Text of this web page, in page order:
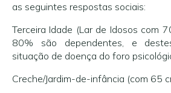
as seguintes respostas sociais:
Terceira Idade (Lar de Idosos com
80% são dependentes, e
situação de doença do foro
Creche/Jardim-de-infância (com 65